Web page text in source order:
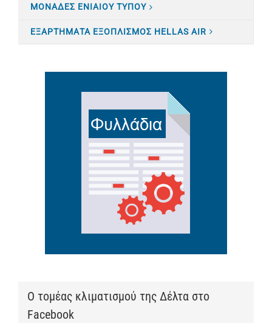
ΜΟΝΑΔΕΣ ΕΝΙΑΙΟΥ ΤΥΠΟΥ
ΕΞΑΡΤΗΜΑΤΑ ΕΞΟΠΛΙΣΜΟΣ HELLAS AIR
Ο τομέας κλιματισμού της Δέλτα στο
Facebook